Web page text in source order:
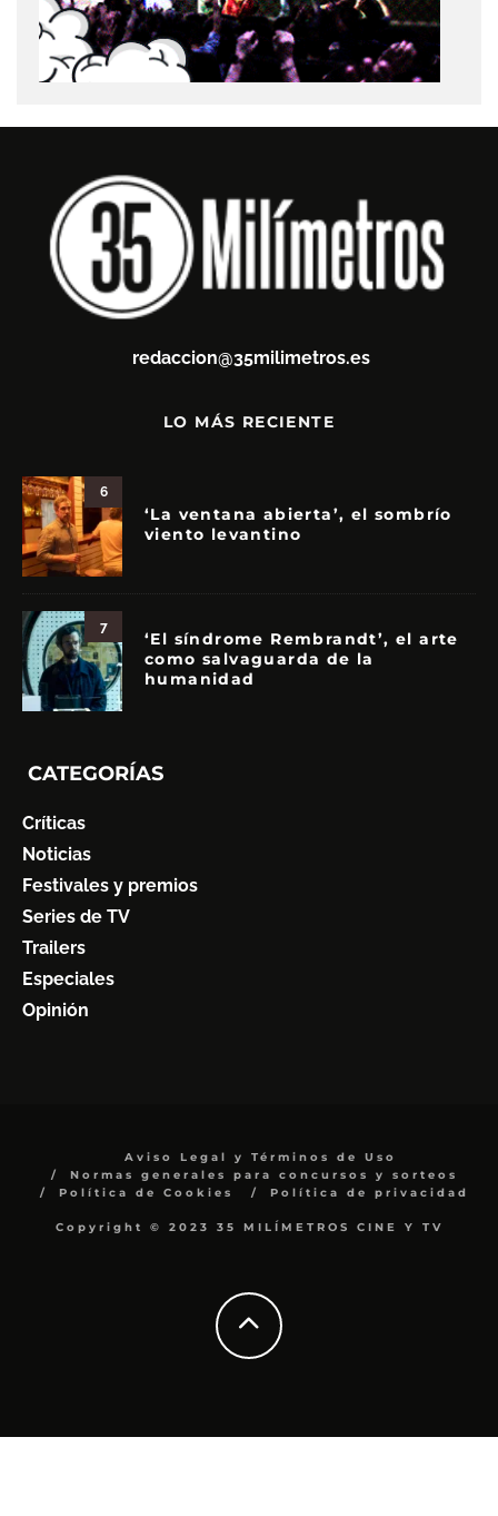
redaccion@35milimetros.es
LO MÁS RECIENTE
6
‘La ventana abierta’, el sombrío
viento levantino
7
‘El síndrome Rembrandt’, el arte
como salvaguarda de la
humanidad
CATEGORÍAS
Críticas
Noticias
Festivales y premios
Series de TV
Trailers
Especiales
Opinión
Aviso Legal y Términos de Uso
Normas generales para concursos y sorteos
Política de Cookies
Política de privacidad
Copyright © 2023 35 MILÍMETROS CINE Y TV